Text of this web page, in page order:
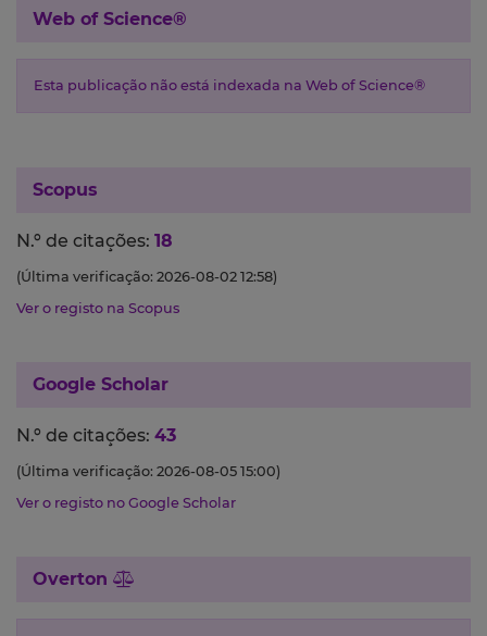
Web of Science®
Esta publicação não está indexada na Web of Science®
Scopus
N.º de citações: 18
(Última verificação: 2026-08-02 12:58)
Ver o registo na Scopus
Google Scholar
N.º de citações: 43
(Última verificação: 2026-08-05 15:00)
Ver o registo no Google Scholar
Overton